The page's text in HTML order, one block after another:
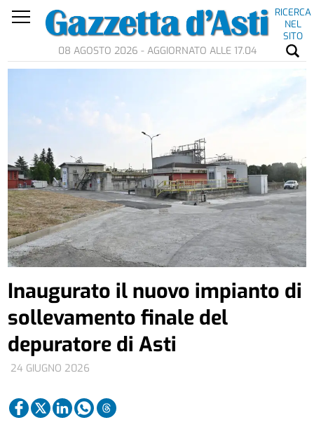
RICERCA
NEL
SITO
08 AGOSTO 2026 - AGGIORNATO ALLE 17.04
24 GIUGNO 2026
Inaugurato il nuovo impianto di
sollevamento finale del
depuratore di Asti